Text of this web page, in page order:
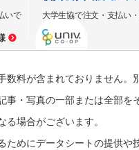
いで 大学生協で注文・支払い
料が含まれておりません。
・写真の一部または全部を
場合がございます。
めにデータシートの提供や